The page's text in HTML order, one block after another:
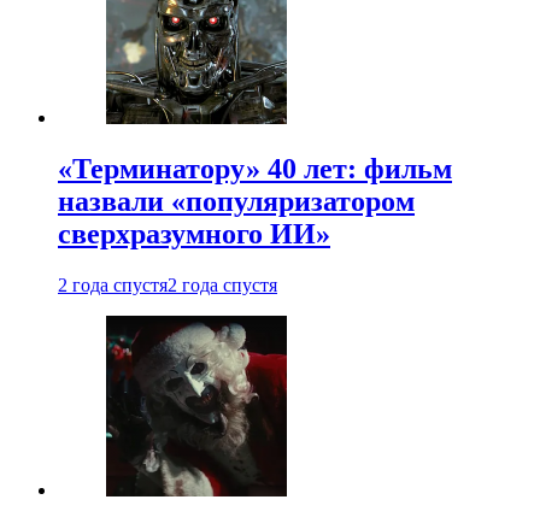
«Терминатору» 40 лет: фильм
назвали «популяризатором
сверхразумного ИИ»
2 года спустя2 года спустя